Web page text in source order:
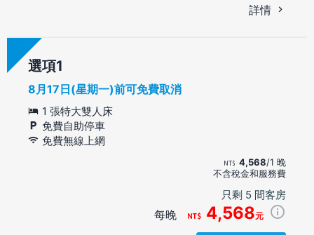
詳情
選項
8月17日(星期一)前可免費取消
1 張特大雙人床
免費自助停車
免費無線上網
4,568/1 晚
不含稅金和服務費
只剩 5 間客房
每晚 4,568元